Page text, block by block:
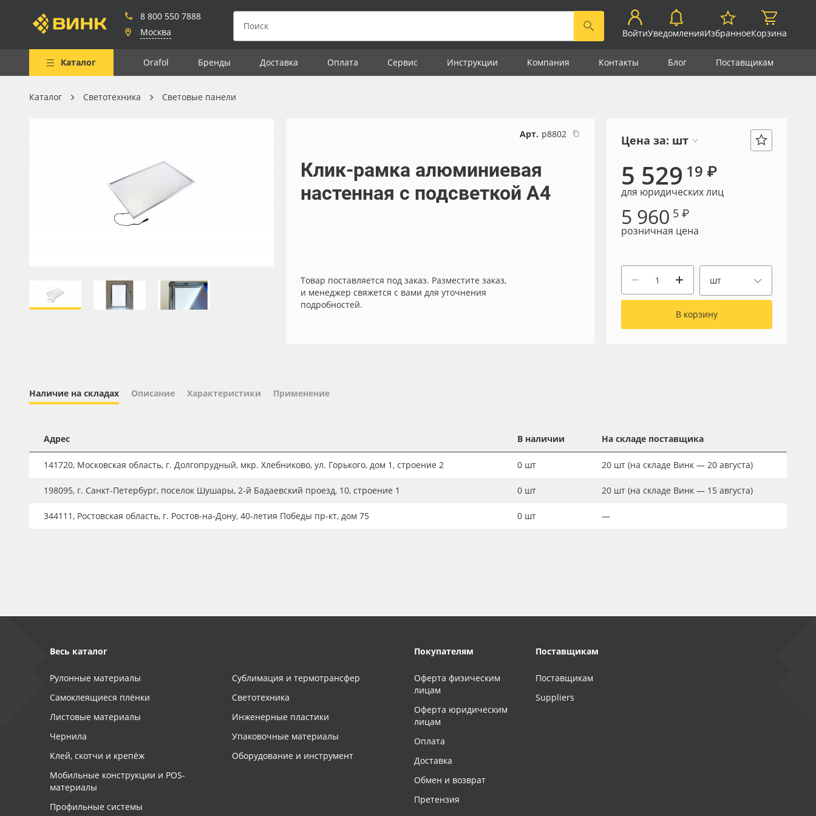
8 800 550 7888
Москва
ВойтиУведомленияИзбранноеКорзина
Каталог Orafol Бренды Доставка Оплата Сервис Инструкции Компания Контакты Блог Поставщикам
Весь каталог
Листовые материалы
Клей, скотчи и крепёж
Сублимация и термотрансфер
Новинки ассортимента
Плёнка монтажная Oratape
ПЭТ листовой
ПЭТ бэклит
Каталог Светотехника Световые панели
Арт. р8802
Клик-рамка алюминиевая
настенная с подсветкой А4
Товар поставляется под заказ. Разместите заказ,
и менеджер свяжется с вами для уточнения
подробностей.
Цена за: шт
5 529 19 ₽
для юридических лиц
5 960 5 ₽
розничная цена
шт
В корзину
Наличие на складах Описание Характеристики Применение
Адрес В наличии На складе поставщика
141720, Московская область, г. Долгопрудный, мкр. Хлебниково, ул. Горького, дом 1, строение 2 0 шт 20 шт (на складе Винк — 20 августа)
198095, г. Санкт-Петербург, поселок Шушары, 2-й Бадаевский проезд, 10, строение 1 0 шт 20 шт (на складе Винк — 15 августа)
344111, Ростовская область, г. Ростов-на-Дону, 40-летия Победы пр-кт, дом 75 0 шт —
Весь каталог
Рулонные материалы
Самоклеящиеся плёнки
Листовые материалы
Чернила
Клей, скотчи и крепёж
Мобильные конструкции и POS-
материалы
Профильные системы
Сублимация и термотрансфер
Светотехника
Инженерные пластики
Упаковочные материалы
Оборудование и инструмент
Покупателям
Оферта физическим
лицам
Оферта юридическим
лицам
Оплата
Доставка
Обмен и возврат
Претензия
Поставщикам
Поставщикам
Suppliers